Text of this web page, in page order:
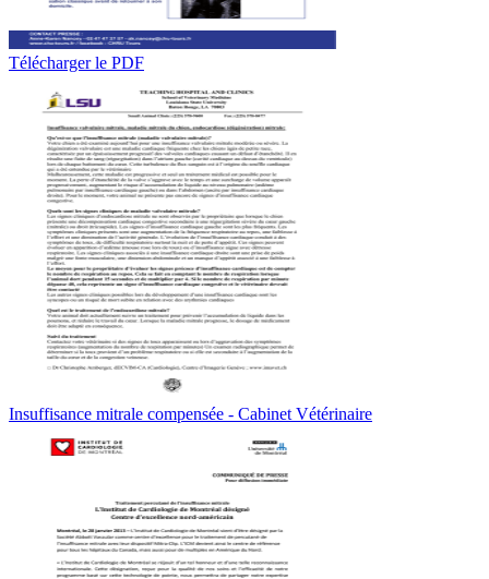
Télécharger le PDF
Insuffisance mitrale compensée - Cabinet Vétérinaire